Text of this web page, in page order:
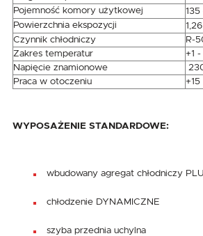
Pojemność komory użytkowej
135
Powierzchnia ekspozycji
Czynnik chłodniczy
R-
Zakres temperatur
+1 -
Napięcie znamionowe
Praca w otoczeniu
WYPOSAŻENIE STANDARDOWE:
wbudowany agregat chłodniczy
chłodzenie DYNAMICZNE
szyba przednia uchylna